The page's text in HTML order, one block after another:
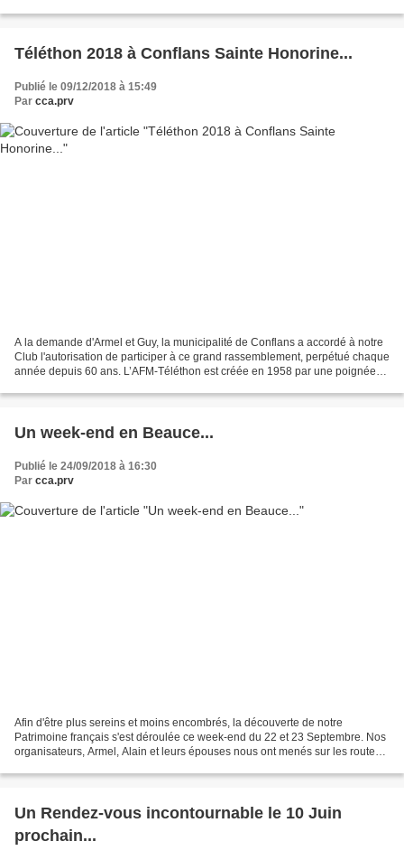
Téléthon 2018 à Conflans Sainte Honorine...
Publié le 09/12/2018 à 15:49
Par cca.prv
A la demande d'Armel et Guy, la municipalité de Conflans a accordé à notre
Club l'autorisation de participer à ce grand rassemblement, perpétué chaque
année depuis 60 ans. L’AFM-Téléthon est créée en 1958 par une poignée
Un week-end en Beauce...
Publié le 24/09/2018 à 16:30
Par cca.prv
Afin d'être plus sereins et moins encombrés, la découverte de notre
Patrimoine français s'est déroulée ce week-end du 22 et 23 Septembre. Nos
organisateurs, Armel, Alain et leurs épouses nous ont menés sur les routes
Un Rendez-vous incontournable le 10 Juin
prochain...